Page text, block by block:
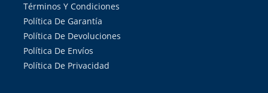
Términos Y Condiciones
Política De Garantía
Política De Devoluciones
Política De Envíos
Política De Privacidad